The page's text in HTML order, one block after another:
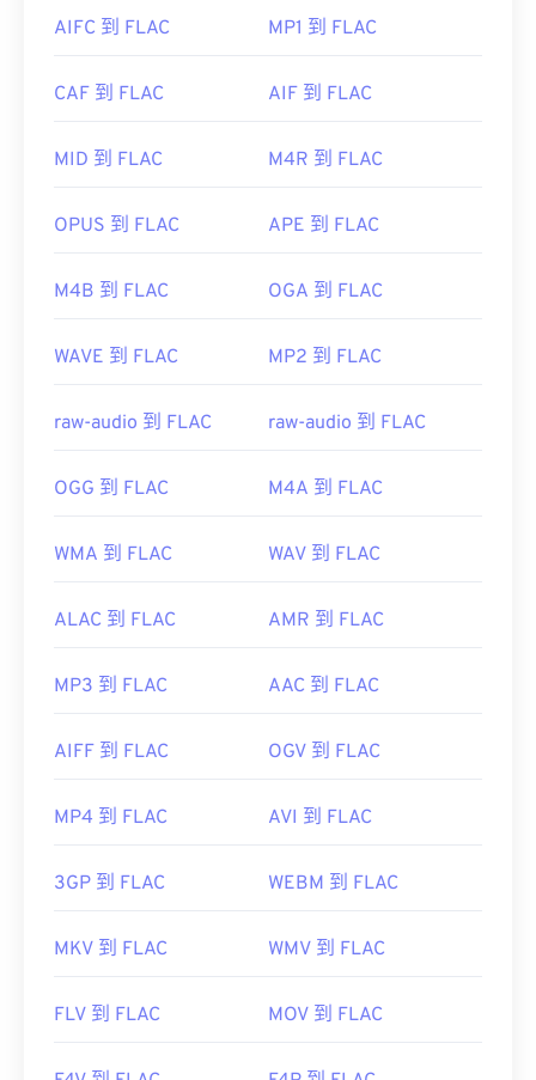
此外，可實作 FLAC 的編解碼器包括 FFmpeg、
Flake 和 FLACCL，用於編碼。Audiocogs
是一種開源開源軟體。
初始發布：2001
https://en.wikipedia.org/wiki/FLAC
https://xiph.org/flac/
AIFC 到 FLAC MP1 到 FLAC
CAF 到 FLAC AIF 到 FLAC
MID 到 FLAC M4R 到 FLAC
OPUS 到 FLAC APE 到 FLAC
M4B 到 FLAC OGA 到 FLAC
WAVE 到 FLAC MP2 到 FLAC
raw-audio 到 FLAC raw-audio 到 FLAC
OGG 到 FLAC M4A 到 FLAC
WMA 到 FLAC WAV 到 FLAC
ALAC 到 FLAC AMR 到 FLAC
MP3 到 FLAC AAC 到 FLAC
AIFF 到 FLAC OGV 到 FLAC
MP4 到 FLAC AVI 到 FLAC
3GP 到 FLAC WEBM 到 FLAC
MKV 到 FLAC WMV 到 FLAC
FLV 到 FLAC MOV 到 FLAC